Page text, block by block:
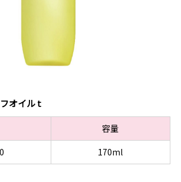
オイル t
容量
170ml